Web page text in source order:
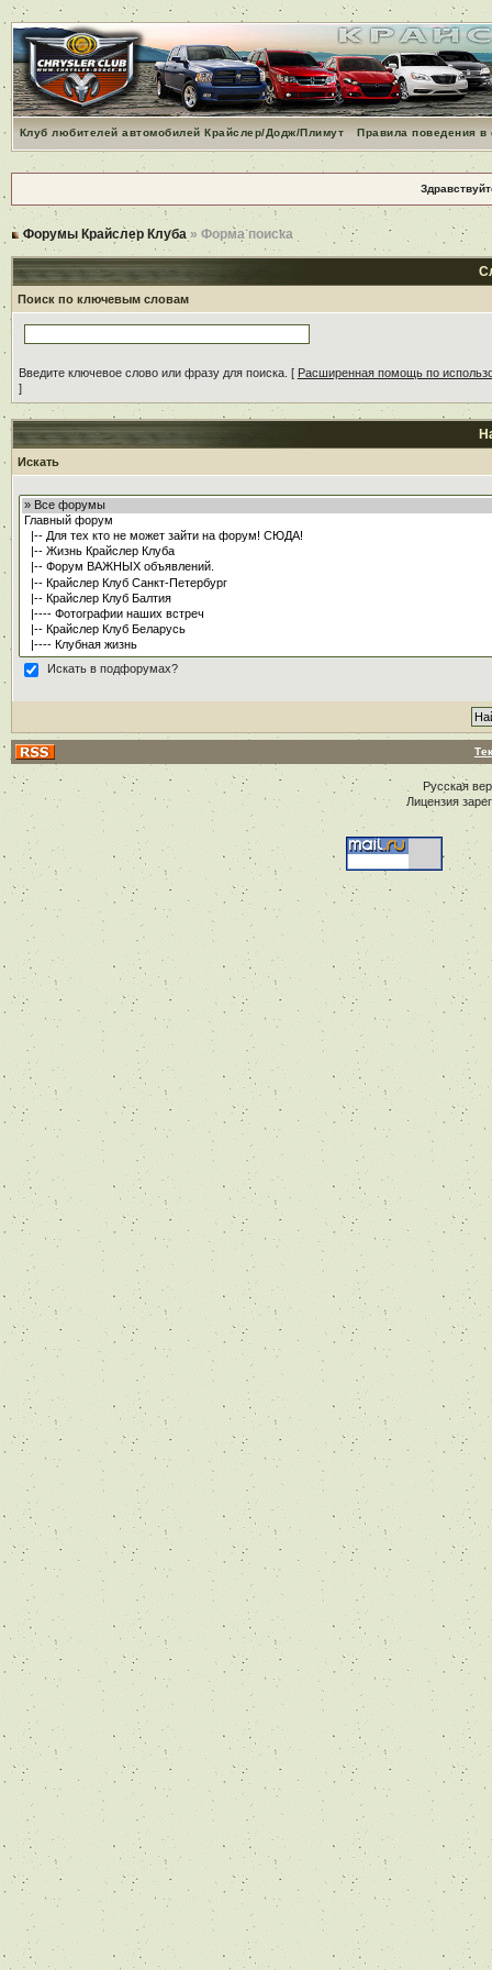
Клуб любителей автомобилей Крайслер/Додж/Плимут Правила поведения
Форумы Крайслер Клуба » Форма поиска
Поиск по ключевым словам
Введите ключевое слово или фразу для поиска. [ Расширенная помощь по
]
Искать
Искать в подфорумах?
Русская
Лицензия